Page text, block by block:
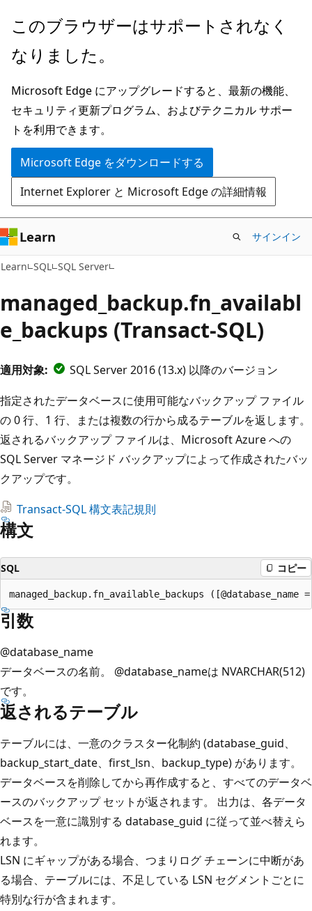
メ
ン
ン
テ
ン
ツ
に
ス
キ
ッ
プ
このブラウザーはサポートされなく
なりました。
Microsoft Edge にアップグレードすると、最新の機能、
セキュリティ更新プログラム、およびテクニカル サポー
トを利用できます。
Microsoft Edge をダウンロードする
Internet Explorer と Microsoft Edge の詳細情報
Learn サインイン
Learn SQL SQL Server
managed_backup.fn_availabl
e_backups (Transact-SQL)
適用対象:
SQL Server 2016 (13.x) 以降のバージョン
指定されたデータベースに使用可能なバックアップ ファイル
の 0 行、1 行、または複数の行から成るテーブルを返します。
返されるバックアップ ファイルは、Microsoft Azure への
SQL Server マネージド バックアップによって作成されたバッ
クアップです。
Transact-SQL 構文表記規則
構文
SQL コピー
引数
@database_name
データベースの名前。 @database_nameは NVARCHAR(512)
です。
返されるテーブル
テーブルには、一意のクラスター化制約 (database_guid、
backup_start_date、first_lsn、backup_type) があります。
データベースを削除してから再作成すると、すべてのデータベ
ースのバックアップ セットが返されます。 出力は、各データ
ベースを一意に識別する database_guid に従って並べ替えら
れます。
LSN にギャップがある場合、つまりログ チェーンに中断があ
る場合、テーブルには、不足している LSN セグメントごとに
特別な行が含まれます。